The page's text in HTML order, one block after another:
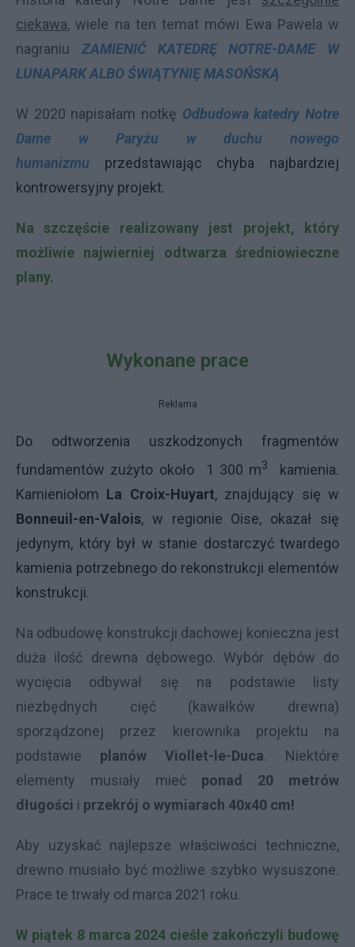
ciekawa, wiele na ten temat mówi Ewa Pawela w
nagraniu ZAMIENIĆ KATEDRĘ NOTRE-DAME W
LUNAPARK ALBO ŚWIĄTYNIĘ MASOŃSKĄ
W 2020 napisałam notkę Odbudowa katedry Notre
Dame w Paryżu w duchu nowego
humanizmu
przedstawiając chyba najbardziej
kontrowersyjny projekt.
Na szczęście realizowany jest projekt, który
możliwie najwierniej odtwarza średniowieczne
plany.
Wykonane prace
Reklama
Do odtworzenia uszkodzonych fragmentów
fundamentów zużyto około 1 300 m3
kamienia.
Kamieniołom La Croix-Huyart, znajdujący się w
Bonneuil-en-Valois, w regionie Oise, okazał się
jedynym, który był w stanie dostarczyć twardego
kamienia potrzebnego do rekonstrukcji elementów
konstrukcji.
Na odbudowę konstrukcji dachowej konieczna jest
duża ilość drewna dębowego. Wybór dębów do
wycięcia odbywał się na podstawie listy
niezbędnych cięć (kawałków drewna)
sporządzonej przez kierownika projektu na
podstawie planów Viollet-le-Duca. Niektóre
elementy musiały mieć ponad 20 metrów
długości i przekrój o wymiarach 40x40 cm!
Aby uzyskać najlepsze właściwości techniczne,
drewno musiało być możliwe szybko wysuszone.
Prace te trwały od marca 2021 roku.
W piątek 8 marca 2024 cieśle zakończyli budowę